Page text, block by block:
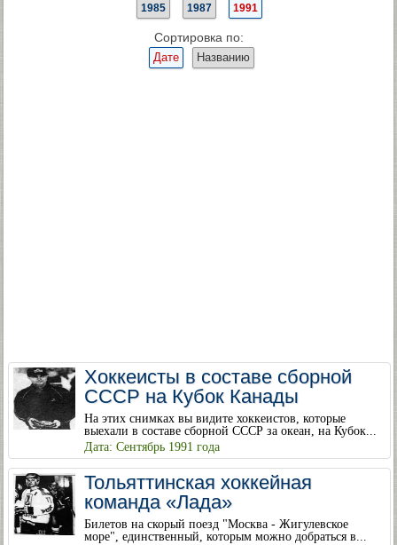
1985 1987 1991
Сортировка по:
Дате Названию
Хоккеисты в составе сборной
СССР на Кубок Канады
На этих снимках вы видите хоккеистов, которые
выехали в составе сборной СССР за океан, на Кубок...
Дата: Сентябрь 1991 года
Тольяттинская хоккейная
команда «Лада»
Билетов на скорый поезд "Москва - Жигулевское
море", единственный, которым можно добраться в...